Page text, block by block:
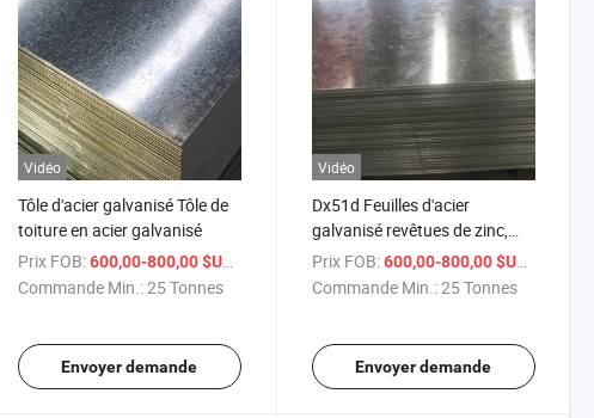
Vidéo
Tôle d'acier galvanisé Tôle de
toiture en acier galvanisé
Prix FOB: 600,00-800,00 $US
Commande Min.:25 Tonnes
Envoyer demande
Vidéo
Dx51d Feuilles d'acier
galvanisé revêtues de zinc,
revêtement en alliage de zinc
et fer, plaque d'acier galvanisé
Prix FOB: 600,00-800,00 $US
Commande Min.:25 Tonnes
Envoyer demande